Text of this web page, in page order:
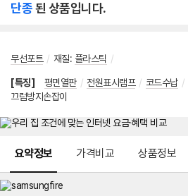
단종된 상품입니다.
무선포트 / 재질: 플라스틱 /
[특징] 평면열판 / 전원표시램프 / 코드수납 /
끄럼방지손잡이
요약정보 가격비교 상품정보